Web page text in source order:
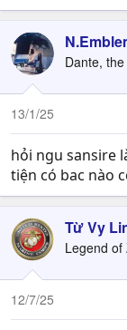
Dante,
13/1/25
hỏi ngu sansire
tiện có bac nào
Từ Vy
Legend of
12/7/25